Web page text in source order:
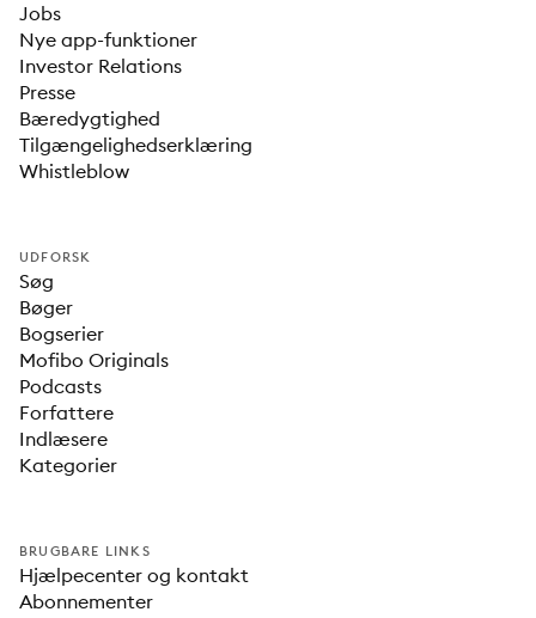
Jobs
Nye app-funktioner
Investor Relations
Presse
Bæredygtighed
Tilgængelighedserklæring
Whistleblow
UDFORSK
Søg
Bøger
Bogserier
Mofibo Originals
Podcasts
Forfattere
Indlæsere
Kategorier
BRUGBARE LINKS
Hjælpecenter og kontakt
Abonnementer